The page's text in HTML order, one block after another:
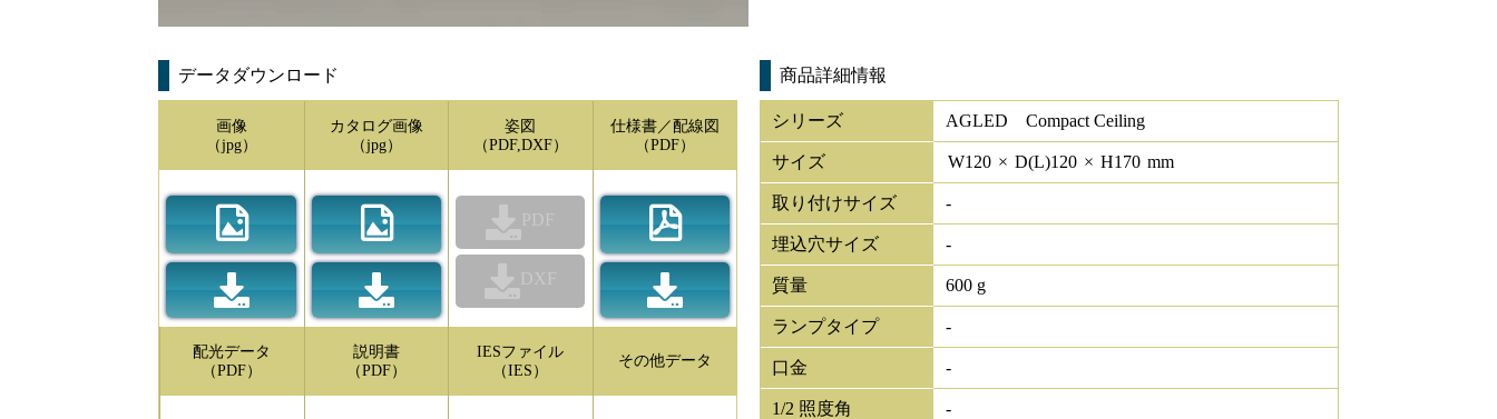
データダウンロード
画像
（jpg）
カタログ画像
（jpg）
姿図
（PDF,DXF）
PDF
DXF
仕様書／配線図
（PDF）
配光データ
（PDF）
説明書
（PDF）
IESファイル
（IES）
その他データ
商品詳細情報
シリーズ AGLED Compact Ceiling
サイズ W120 × D(L)120 × H170 mm
取り付けサイズ -
埋込穴サイズ -
質量 600 g
ランプタイプ -
口金 -
1/2 照度角 -